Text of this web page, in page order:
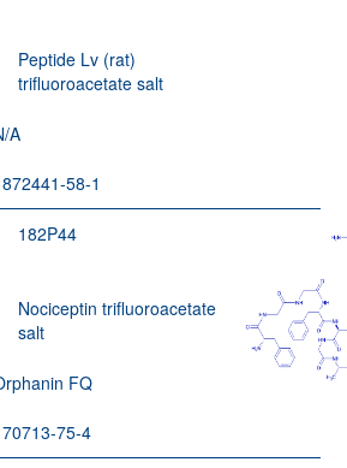
Peptide Lv (rat)
trifluoroacetate salt
A
58-1
182P44
Nociceptin trifluoroacetate
salt
FQ
75-4